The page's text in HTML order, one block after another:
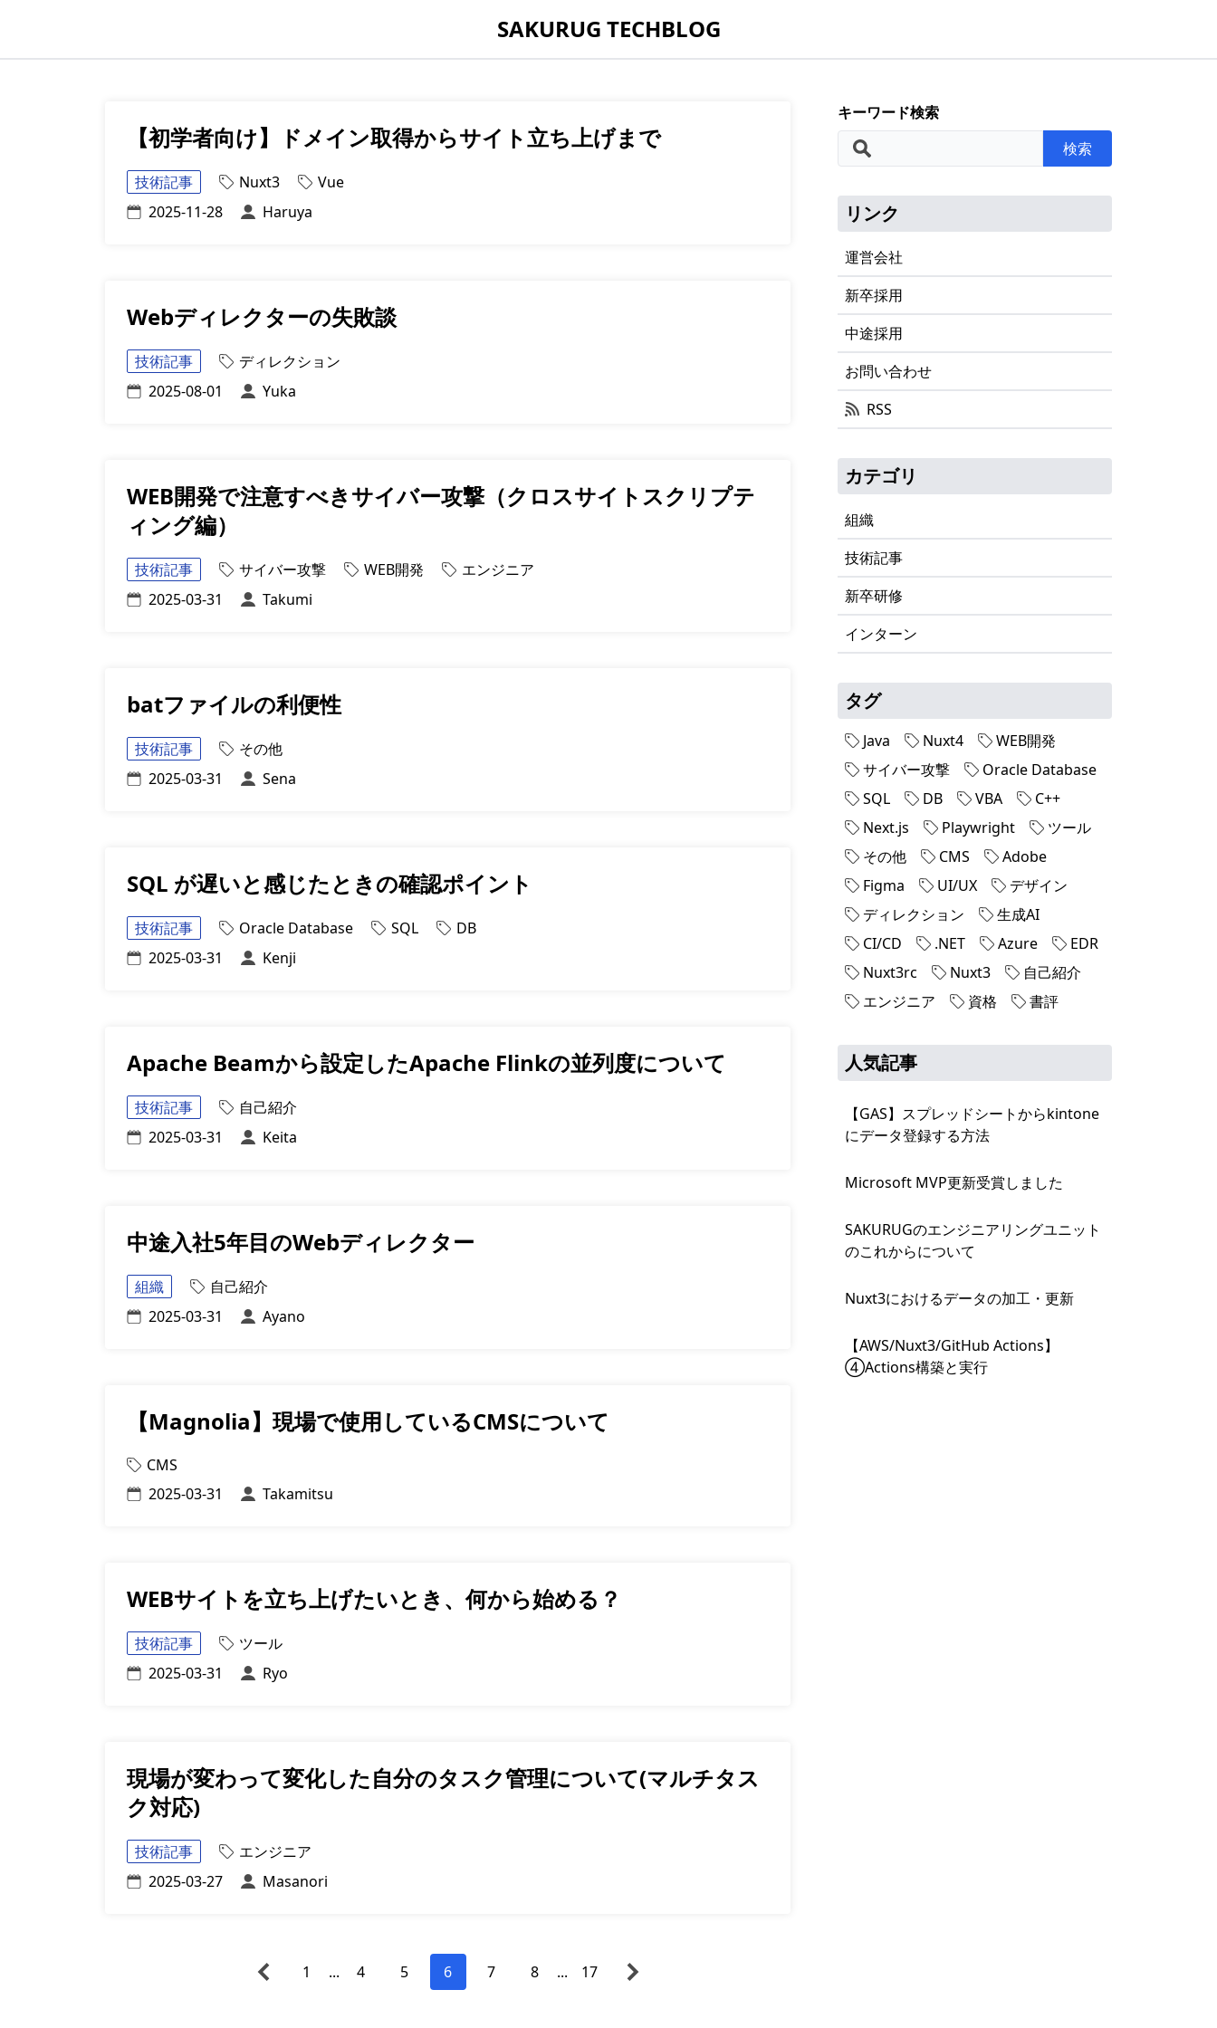
SAKURUG TECHBLOG
【初学者向け】ドメイン取得からサイト立ち上げまで
技術記事 Nuxt3
Vue
2025-11-28
Haruya
Webディレクターの失敗談
技術記事
ディレクション
2025-08-01
Yuka
WEB開発で注意すべきサイバー攻撃（クロスサイトスクリプテ
ィング編）
技術記事 サイバー攻撃 WEB開発
エンジニア
2025-03-31
Takumi
batファイルの利便性
技術記事
その他
2025-03-31
Sena
SQL が遅いと感じたときの確認ポイント
技術記事 Oracle Database SQL
DB
2025-03-31
Kenji
Apache Beamから設定したApache Flinkの並列度について
技術記事
自己紹介
2025-03-31
Keita
中途入社5年目のWebディレクター
組織
自己紹介
2025-03-31
Ayano
【Magnolia】現場で使用しているCMSについて
CMS
2025-03-31
Takamitsu
WEBサイトを立ち上げたいとき、何から始める？
技術記事
ツール
2025-03-31
Ryo
現場が変わって変化した自分のタスク管理について(マルチタス
ク対応)
技術記事
エンジニア
2025-03-27
Masanori
1 ... 4 5 6 7 8 ... 17
キーワード検索
検索
リンク
運営会社
新卒採用
中途採用
お問い合わせ
RSS
カテゴリ
組織
技術記事
新卒研修
インターン
タグ
Java Nuxt4
WEB開発
サイバー攻撃
Oracle Database
SQL
DB VBA
C++
Next.js
Playwright
ツール
その他
CMS
Adobe
Figma
UI/UX
デザイン
ディレクション
生成AI
CI/CD
.NET Azure
EDR
Nuxt3rc
Nuxt3
自己紹介
エンジニア
資格 書評
人気記事
【GAS】スプレッドシートからkintone
にデータ登録する方法
Microsoft MVP更新受賞しました
SAKURUGのエンジニアリングユニット
のこれからについて
Nuxt3におけるデータの加工・更新
【AWS/Nuxt3/GitHub Actions】
④Actions構築と実行